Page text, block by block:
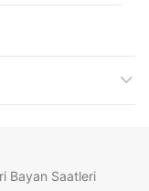
Bayan Saatleri